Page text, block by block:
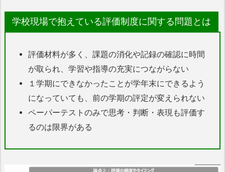
学校現場で抱えている評価制度に関する問題とは
評価材料が多く、課題の消化や記録の確認に時間
が取られ、学習や指導の充実につながらない
１学期にできなかったことが学年末にできるよう
になっていても、前の学期の評定が変えられない
ペーパーテストのみで思考・判断・表現も評価す
るのは限界がある